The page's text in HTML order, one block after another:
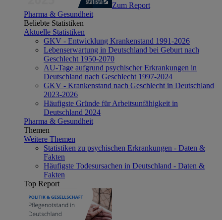
Zum Report
Pharma & Gesundheit
Beliebte Statistiken
Aktuelle Statistiken
GKV - Entwicklung Krankenstand 1991-2026
Lebenserwartung in Deutschland bei Geburt nach
Geschlecht 1950-2070
AU-Tage aufgrund psychischer Erkrankungen in
Deutschland nach Geschlecht 1997-2024
GKV - Krankenstand nach Geschlecht in Deutschland
2023-2026
Häufigste Gründe für Arbeitsunfähigkeit in
Deutschland 2024
Pharma & Gesundheit
Themen
Weitere Themen
Statistiken zu psychischen Erkrankungen - Daten &
Fakten
Häufigste Todesursachen in Deutschland - Daten &
Fakten
Top Report